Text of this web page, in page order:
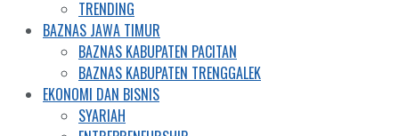
TRENDING
BAZNAS JAWA TIMUR
BAZNAS KABUPATEN PACITAN
BAZNAS KABUPATEN TRENGGALEK
EKONOMI DAN BISNIS
SYARIAH